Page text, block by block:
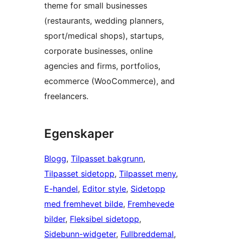
theme for small businesses
(restaurants, wedding planners,
sport/medical shops), startups,
corporate businesses, online
agencies and firms, portfolios,
ecommerce (WooCommerce), and
freelancers.
Egenskaper
Blogg, Tilpasset bakgrunn
Tilpasset sidetopp, Tilpasset meny
E-handel, Editor style, Sidetopp
med fremhevet bilde, Fremhevede
bilder, Fleksibel sidetopp
Sidebunn-widgeter, Fullbreddemal